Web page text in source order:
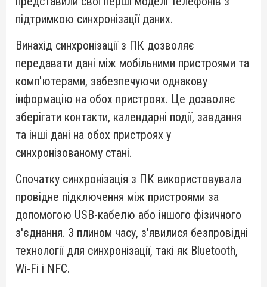
підтримкою синхронізації даних.
Винахід синхронізації з ПК дозволяє
передавати дані між мобільними пристроями та
комп'ютерами, забезпечуючи однакову
інформацію на обох пристроях. Це дозволяє
зберігати контакти, календарні події, завдання
та інші дані на обох пристроях у
синхронізованому стані.
Спочатку синхронізація з ПК використовувала
провідне підключення між пристроями за
допомогою USB-кабелю або іншого фізичного
з'єднання. З плином часу, з'явилися безпровідні
технології для синхронізації, такі як Bluetooth,
Wi-Fi і NFC.